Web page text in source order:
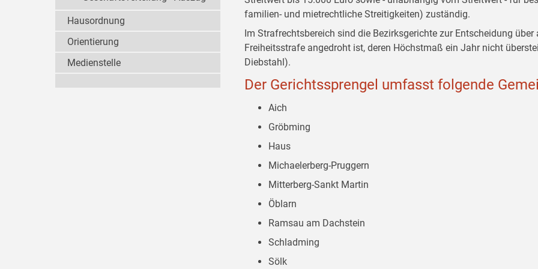
familien- und mietrechtliche Streitigkeiten) zuständig.
Im Strafrechtsbereich sind die Bezirksgerichte zur Entscheidung
Freiheitsstrafe angedroht ist, deren Höchstmaß ein Jahr nicht
Diebstahl).
Der Gerichtssprengel umfasst folgende
Aich
Gröbming
Haus
Michaelerberg-Pruggern
Mitterberg-Sankt Martin
Öblarn
Ramsau am Dachstein
Schladming
Sölk
Hausordnung
Orientierung
Medienstelle